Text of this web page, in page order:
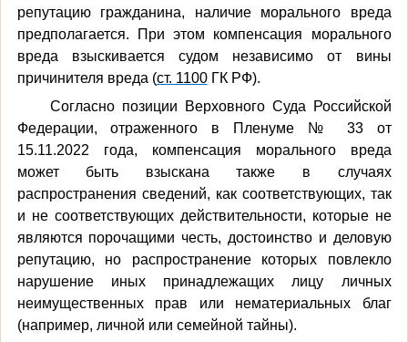
репутацию гражданина, наличие морального вреда
предполагается. При этом компенсация морального
вреда взыскивается судом независимо от вины
причинителя вреда (ст. 1100ГК РФ).
Согласно позиции Верховного Суда Российской
Федерации, отраженного в Пленуме № 33 от
15.11.2022 года, компенсация морального вреда
может быть взыскана также в случаях
распространения сведений, как соответствующих, так
и не соответствующих действительности, которые не
являются порочащими честь, достоинство и деловую
репутацию, но распространение которых повлекло
нарушение иных принадлежащих лицу личных
неимущественных прав или нематериальных благ
(например, личной или семейной тайны).